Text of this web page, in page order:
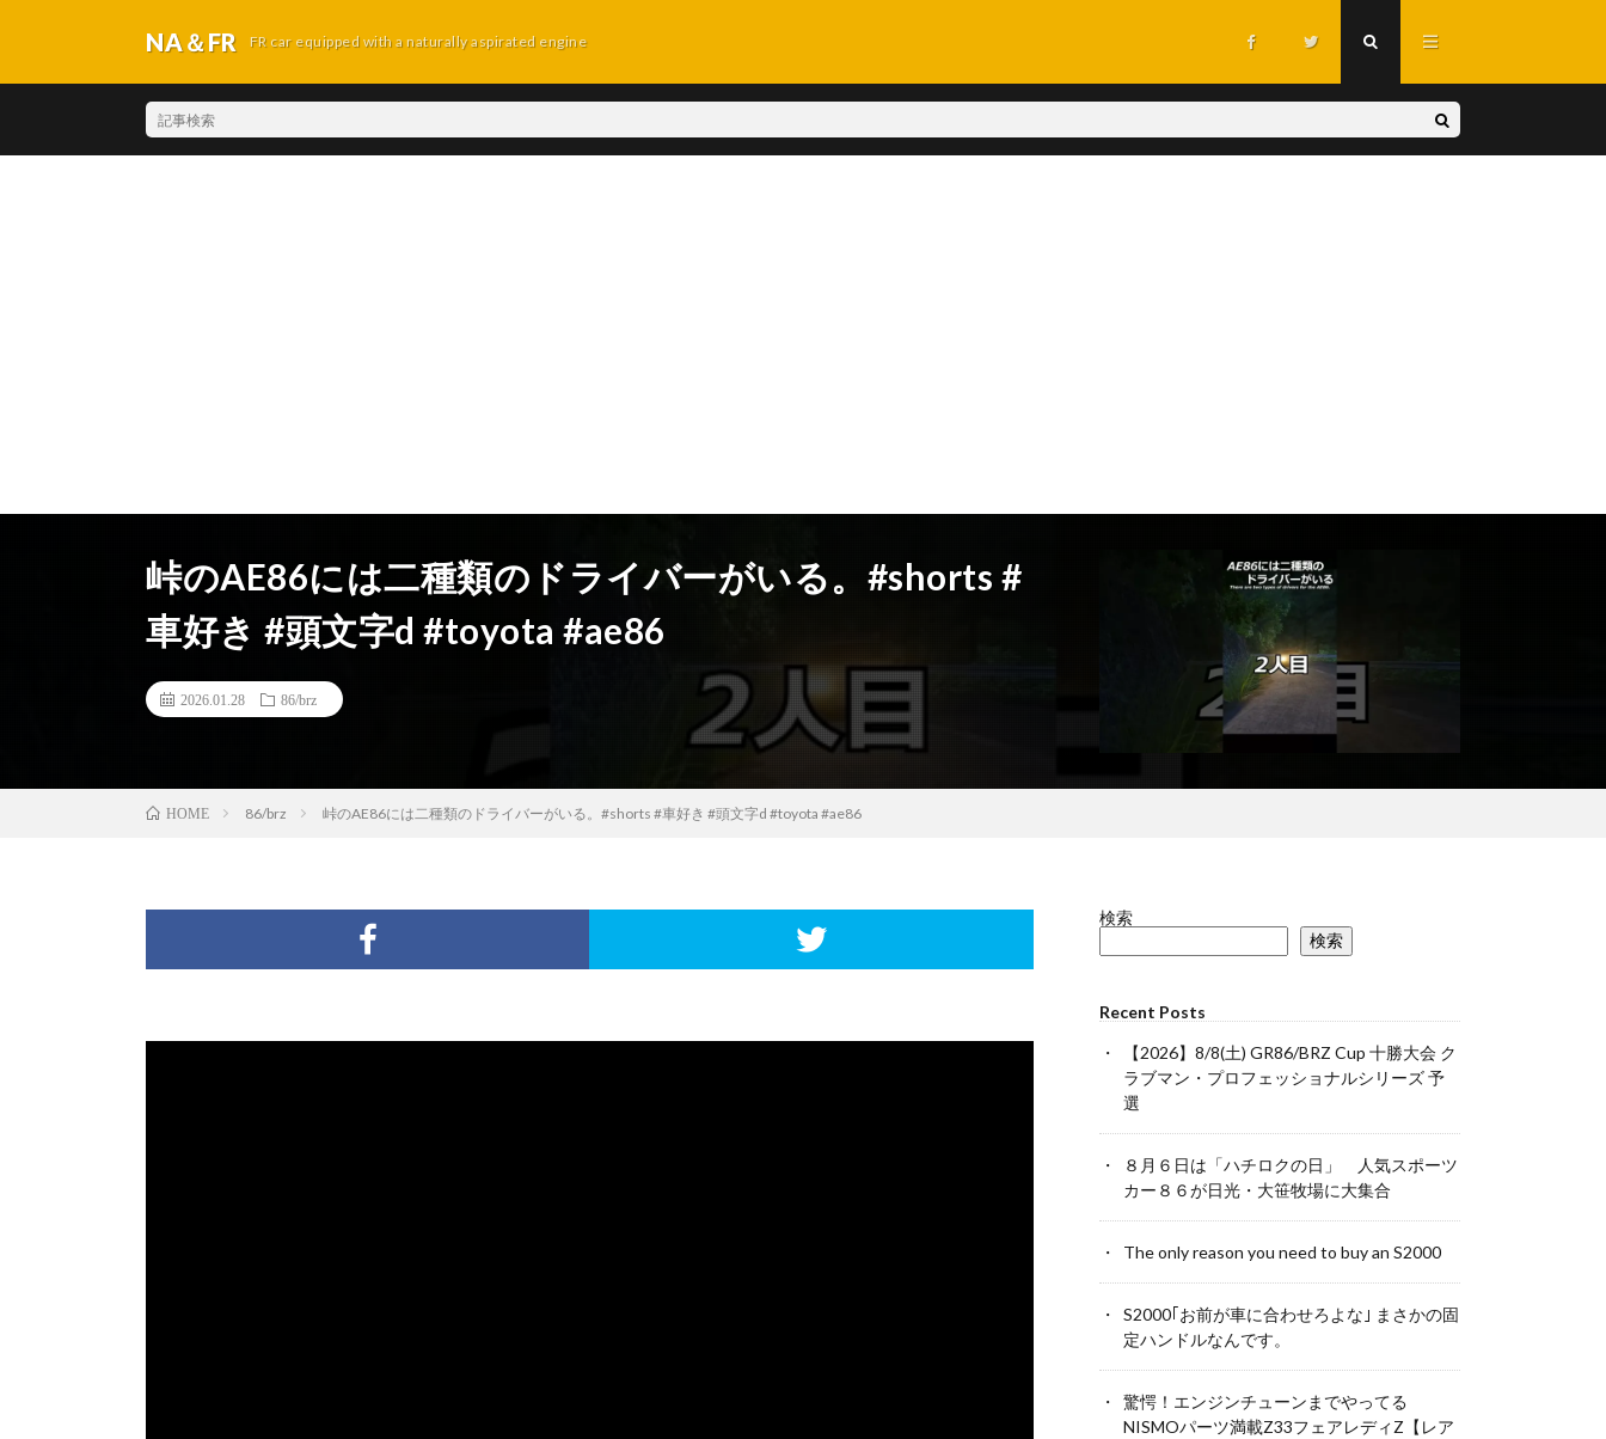
NA＆FR FR car equipped with a naturally aspirated engine
峠のAE86には二種類のドライバーがいる。#shorts #
車好き #頭文字d #toyota #ae86
2026.01.28 86/brz
HOME 86/brz 峠のAE86には二種類のドライバーがいる。#shorts #車好き #頭文字d #toyota #ae86
検索
検索
Recent Posts
【2026】8/8(土) GR86/BRZ Cup 十勝大会 ク
ラブマン・プロフェッショナルシリーズ 予
選
８月６日は「ハチロクの日」 人気スポーツ
カー８６が日光・大笹牧場に大集合
The only reason you need to buy an S2000
S2000｢お前が車に合わせろよな｣ まさかの固
定ハンドルなんです。
驚愕！エンジンチューンまでやってる
NISMOパーツ満載Z33フェアレディZ【レア